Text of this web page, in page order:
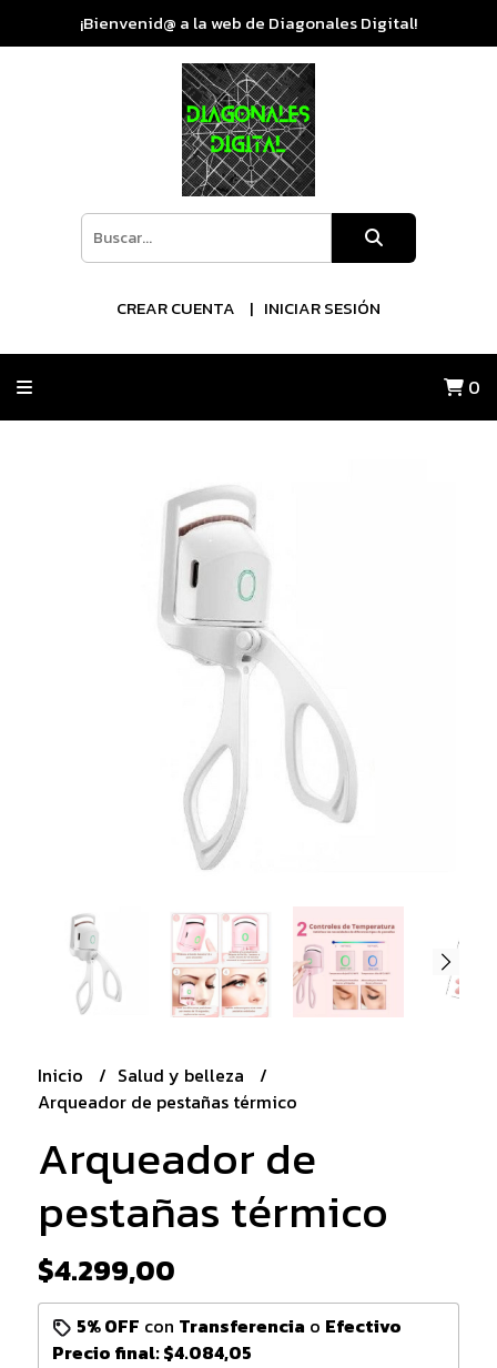
¡Bienvenid@ a la web de Diagonales Digital!
CREAR CUENTA INICIAR SESIÓN
0
Inicio
Salud y belleza
Arqueador de pestañas térmico
Arqueador de
pestañas térmico
$4.299,00
5% OFF con Transferencia o Efectivo
Precio final:$4.084,05